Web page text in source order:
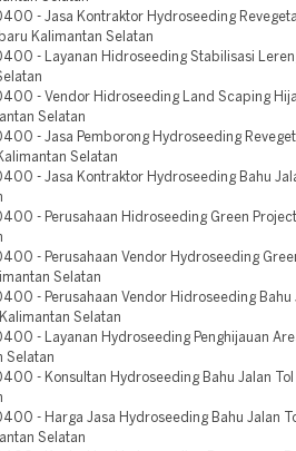
- Jasa Kontraktor Hydroseeding
Kalimantan Selatan
- Layanan Hidroseeding Stabilisasi
- Vendor Hidroseeding Land Scaping
Selatan
- Jasa Pemborong Hydroseeding
Selatan
- Jasa Kontraktor Hydroseeding Bahu
- Perusahaan Hidroseeding Green
- Perusahaan Vendor Hydroseeding
Selatan
- Perusahaan Vendor Hidroseeding Bahu
Selatan
- Layanan Hydroseeding Penghijauan
Selatan
- Konsultan Hydroseeding Bahu Jalan
- Harga Jasa Hydroseeding Bahu Jalan
Selatan